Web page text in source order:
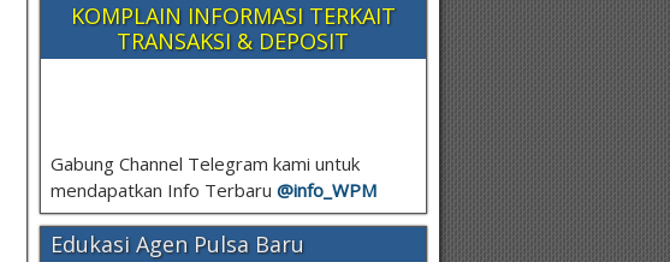
KOMPLAIN INFORMASI TERKAIT
TRANSAKSI & DEPOSIT
Gabung Channel Telegram kami untuk
mendapatkan Info Terbaru @info_ WPM
Edukasi Agen Pulsa Baru